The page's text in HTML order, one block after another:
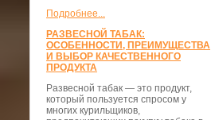
Подробнее...
РАЗВЕСНОЙ ТАБАК:
ОСОБЕННОСТИ, ПРЕИМУЩЕСТВА
И ВЫБОР КАЧЕСТВЕННОГО
ПРОДУКТА
Развесной табак — это продукт,
который пользуется спросом у
многих курильщиков,